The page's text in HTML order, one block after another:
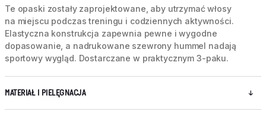
Te opaski zostały zaprojektowane, aby utrzymać włosy
na miejscu podczas treningu i codziennych aktywności.
Elastyczna konstrukcja zapewnia pewne i wygodne
dopasowanie, a nadrukowane szewrony hummel nadają
sportowy wygląd. Dostarczane w praktycznym 3-paku.
MATERIAŁ I PIELĘGNACJA